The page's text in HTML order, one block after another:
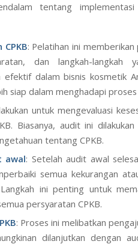
tentang
: Pelatihan ini
dan langkah-langkah
efektif dalam bisnis kosmetik
siap dalam menghadapi
untuk mengevaluasi
Biasanya, audit ini
tentang CPKB.
awal: Setelah audit awal
semua kekurangan
ini penting untuk
persyaratan CPKB.
: Proses ini melibatkan
dilanjutkan dengan